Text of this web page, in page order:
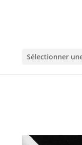
: Constant
Sélectionner